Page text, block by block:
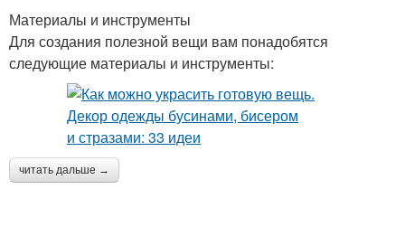
Материалы и инструменты
Для создания полезной вещи вам понадобятся
следующие материалы и инструменты:
читать дальше →